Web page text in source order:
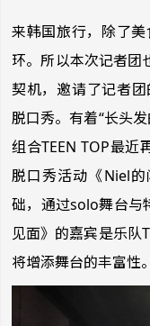
来韩国旅行，除了
环。所以本次记者
契机，邀请了记者
脱口秀。有着“长头
组合TEEN TOP最
脱口秀活动《Niel
础，通过solo舞台与
见面》的嘉宾是乐队
将增添舞台的丰富性。